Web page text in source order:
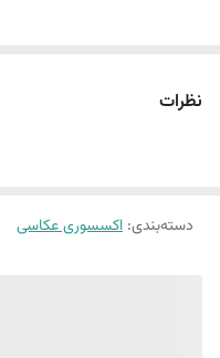
نظرات
دسته‌بندی: اکسسوری عکاسی